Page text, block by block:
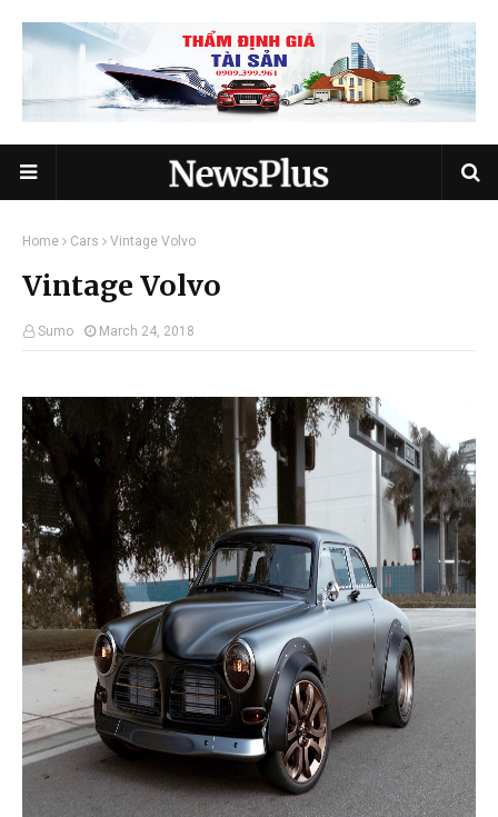
Home Cars Vintage Volvo
Vintage Volvo
Sumo March 24, 2018